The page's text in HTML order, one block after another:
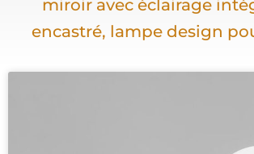
miroir avec éclairage
encastré, lampe design